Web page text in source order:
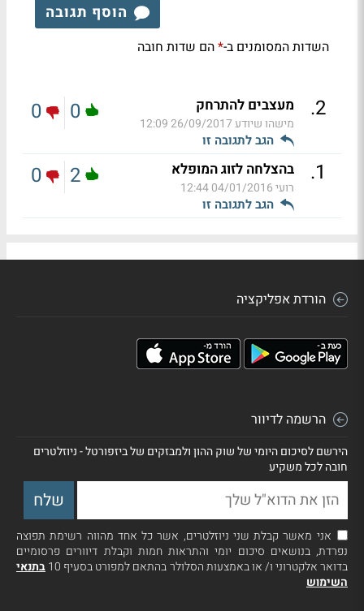
הוסף תגובה
השדות המסומנים ב-*הם שדות חובה
2
. מעצבים להתרחק
מישהו שיודע26/09/2017 12:09
הגב לתגובה זו
0
0
1
. בהצלחה לזוג המופלא
רועי04/01/2016 12:44
הגב לתגובה זו
2
0
הורדת אפליקציה
הרשמה לדיוור
הירשם לסיכום היומי של שוק ההון ולמבזקים של ביזפורטל - ניוזלטרים
חובה לכל משקיע
אני מאשר קבלת שני ניוזלטרים, אשר כל אחד מהווה רשימת תפוצה
נפרדת, בנושאים סיכום יומי והתראות חמות וקבלת דיוורים פרסומיים
בדואר אלקטרוני ו/ או באמצעות הסלולר בהתאם למפורט בסעיף 10
בתנאי
השימוש